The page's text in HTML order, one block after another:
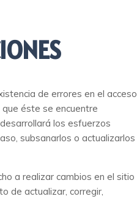
de errores en el acceso
éste se encuentre
los esfuerzos
subsanarlos o actualizarlos
a realizar cambios en el sitio
de actualizar, corregir,